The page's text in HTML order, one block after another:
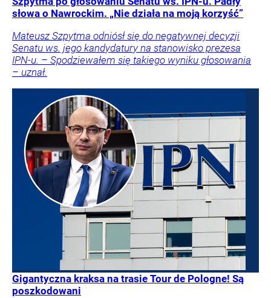
słowa o Nawrockim. „Nie działa na moją korzyść”
Mateusz Szpytma odniósł się do negatywnej decyzji
Senatu ws. jego kandydatury na stanowisko prezesa
IPN-u. – Spodziewałem się takiego wyniku głosowania
– uznał.
Gigantyczna kraksa na trasie Tour de Pologne! Są
poszkodowani